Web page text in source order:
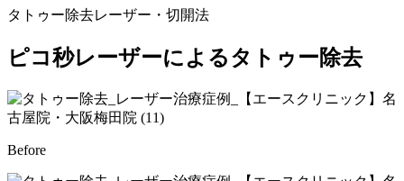
タトゥー除去レーザー・切開法
ピコ秒レーザーによるタトゥー除去
Before